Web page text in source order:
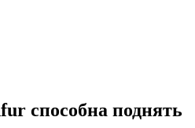
способна поднять